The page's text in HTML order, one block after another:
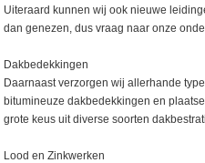
Uiteraard kunnen wij ook nieuwe
dan genezen, dus vraag naar onze
Dakbedekkingen
Daarnaast verzorgen wij allerhande
bitumineuze dakbedekkingen en
grote keus uit diverse soorten
Lood en Zinkwerken